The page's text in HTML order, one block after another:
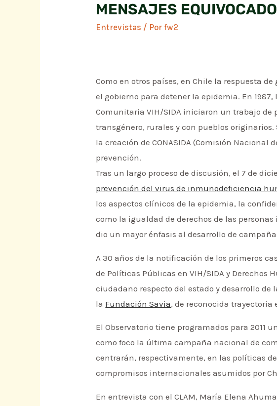
MENSAJES
Entrevistas / Porfw2
Como en otros países, en Chile la respuesta
el gobierno para detener la epidemia. En
Comunitaria VIH/SIDA iniciaron un trabajo de
transgénero, rurales y con pueblos
la creación de CONASIDA (Comisión
prevención.
Tras un largo proceso de discusión, el 7 de
prevención del virus de inmunodeficiencia
los aspectos clínicos de la epidemia, la
como la igualdad de derechos de las
dio un mayor énfasis al desarrollo de
A 30 años de la notificación de los primeros
de Políticas Públicas en VIH/SIDA y
ciudadano respecto del estado y desarrollo
la Fundación Savia, de reconocida trayectoria
El Observatorio tiene programados para 2011
como foco la última campaña nacional de
centrarán, respectivamente, en las políticas
compromisos internacionales asumidos por
En entrevista con el CLAM, María Elena